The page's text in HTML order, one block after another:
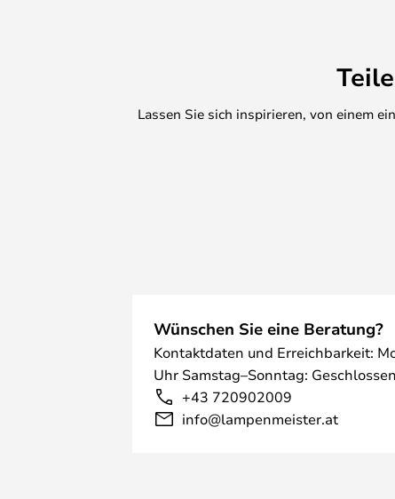
rechnen sollten, da es schwierig
Lassen Sie sich inspirieren, von einem
Wünschen Sie eine Beratung?
Kontaktdaten und Erreichbarkeit:
Uhr Samstag–Sonntag: Geschlossen
+43 720902009
info@lampenmeister.at